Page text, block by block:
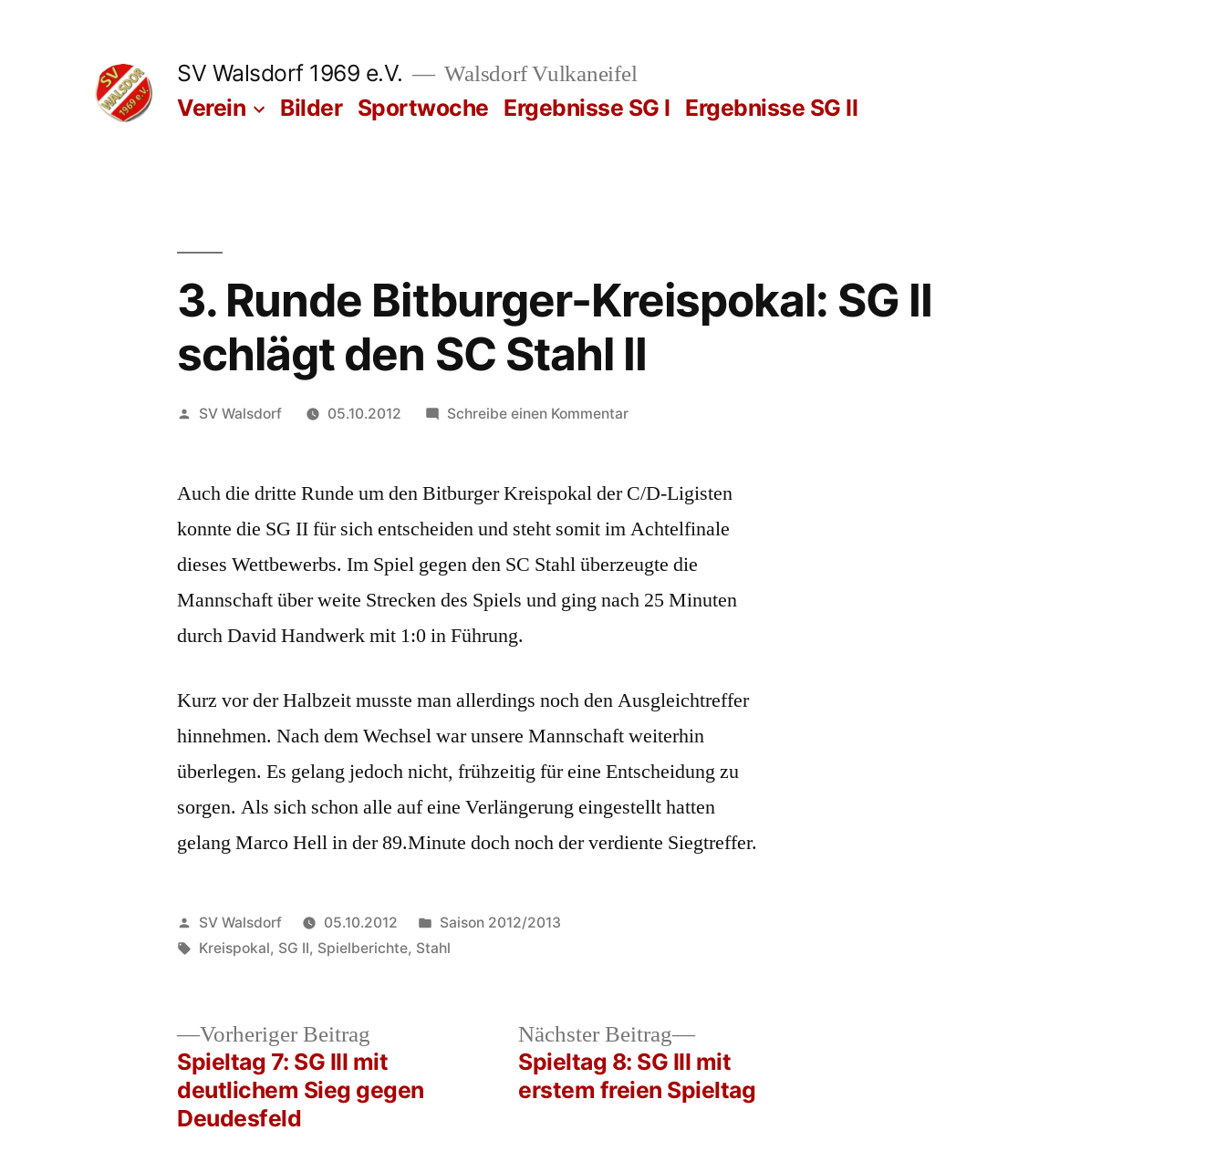
SV Walsdorf 1969 e.V. Walsdorf Vulkaneifel
Verein Bilder Sportwoche Ergebnisse SG I Ergebnisse SG II
3. Runde Bitburger-Kreispokal: SG II
schlägt den SC Stahl II
Veröffentlicht
SV Walsdorf 05.10.2012 Schreibe einen Kommentarzu
Bitburger-
SG
II
schlägt
II
Auch die dritte Runde um den Bitburger Kreispokal der C/D-Ligisten
konnte die SG II für sich entscheiden und steht somit im Achtelfinale
dieses Wettbewerbs. Im Spiel gegen den SC Stahl überzeugte die
Mannschaft über weite Strecken des Spiels und ging nach 25 Minuten
durch David Handwerk mit 1:0 in Führung.
Kurz vor der Halbzeit musste man allerdings noch den Ausgleichtreffer
hinnehmen. Nach dem Wechsel war unsere Mannschaft weiterhin
überlegen. Es gelang jedoch nicht, frühzeitig für eine Entscheidung zu
sorgen. Als sich schon alle auf eine Verlängerung eingestellt hatten
gelang Marco Hell in der 89.Minute doch noch der verdiente Siegtreffer.
Veröffentlicht
von
SV Walsdorf 05.10.2012
Veröffentlicht
in
Saison 2012/2013
Schlagwörter:
Kreispokal, SG II, Spielberichte, Stahl
Beitrags-
Navigation
Vorheriger Beitrag
Beitrag:
Spieltag 7: SG III mit
deutlichem Sieg gegen
Deudesfeld
Nächster Beitrag
Nächster
Beitrag:
Spieltag 8: SG III mit
erstem freien Spieltag